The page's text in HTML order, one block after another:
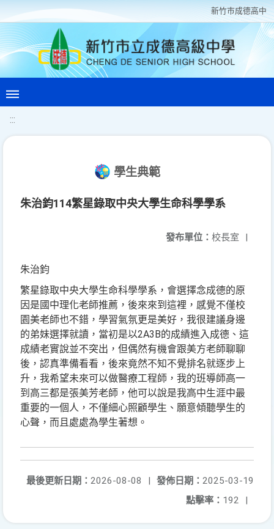
新竹巿成德高中
:::
學生典範
朱治鈞114繁星錄取中央大學生命科學學系
發布單位： 校長室 |
朱治鈞
繁星錄取中央大學生命科學學系，會選擇念成德的原
因是國中理化老師推薦，後來來到這裡，感覺不僅校
園美老師也不錯，學習氣氛更是美好，我很建議身邊
的弟妹選擇就讀，當初是以2A3B的成績進入成德、這
成績老實說並不突出，但偶然有機會跟美方老師聊聊
後，認真準備看看，後來竟然不知不覺排名就逐步上
升，我希望未來可以做醫療工程師，我的班導師高一
到高三都是張美芳老師，他可以說是我高中生涯中最
重要的一個人，不僅細心照顧學生、願意傾聽學生的
心聲，而且處處為學生著想。
發佈日期： 2025-03-19
最後更新日期： 2026-08-08
|
點擊率： 192 |